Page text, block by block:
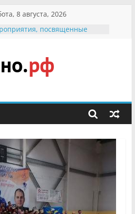
8 августа, 2026
посвященные
Инжавинского округа»
Великой
фронтовичке
в сети Интернет
«Сохраним
Воронинского
родились крапчатые